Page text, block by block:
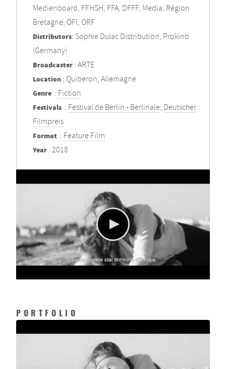
Medienboard, FFHSH, FFA, DFFF, Media, Région
Bretagne, ÖFI, ORF
Distributors: Sophie Dulac Distribution, Prokino
(Germany)
Broadcaster : ARTE
Location : Quiberon, Allemagne
Genre : Fiction
Festivals : Festival de Berlin - Berlinale, Deutscher
Filmpreis
Format : Feature Film
Year : 2018
PORTFOLIO